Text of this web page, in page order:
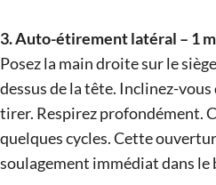
3. Auto-étirement latéral – 1
Posez la main droite sur le
dessus de la tête. Inclinez-
tirer. Respirez profondément.
quelques cycles. Cette
soulagement immédiat dans le